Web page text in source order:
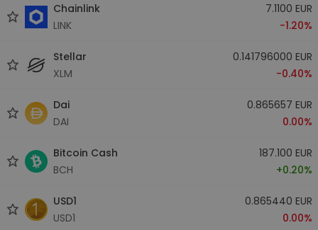
Chainlink
LINK
7.1100 EUR
-1.20%
Stellar
XLM
0.141796000 EUR
-0.40%
Dai
DAI
0.865657 EUR
0.00%
Bitcoin Cash
BCH
187.100 EUR
+0.20%
USD1
USD1
0.865440 EUR
0.00%